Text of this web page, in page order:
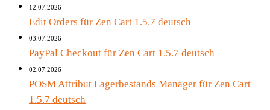
12.07.2026
Edit Orders für Zen Cart 1.5.7 deutsch
03.07.2026
PayPal Checkout für Zen Cart 1.5.7 deutsch
02.07.2026
POSM Attribut Lagerbestands Manager für Zen Cart
1.5.7 deutsch